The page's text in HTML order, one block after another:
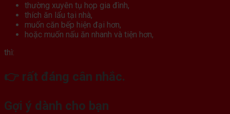
thường xuyên tụ họp gia đình,
thích ăn lẩu tại nhà,
muốn căn bếp hiện đại hơn,
hoặc muốn nấu ăn nhanh và tiện hơn,
thì:
👉 rất đáng cân nhắc.
Gợi ý dành cho bạn